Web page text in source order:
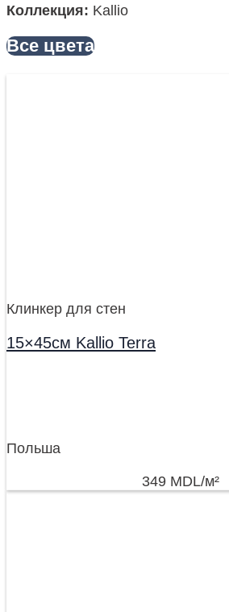
Коллекция: Kallio
Все цвета
Клинкер для стен
15×45см Kallio Terra
Польша
349 MDL/м²